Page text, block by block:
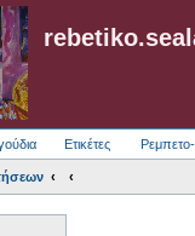
Ετικέτες